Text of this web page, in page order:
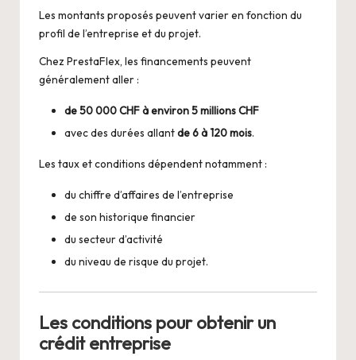
Les montants proposés peuvent varier en fonction du
profil de l’entreprise et du projet.
Chez PrestaFlex, les financements peuvent
généralement aller :
de 50 000 CHF à environ 5 millions CHF
avec des durées allantde 6 à 120 mois.
Les taux et conditions dépendent notamment :
du chiffre d’affaires de l’entreprise
de son historique financier
du secteur d’activité
du niveau de risque du projet.
Les conditions pour obtenir un
crédit entreprise